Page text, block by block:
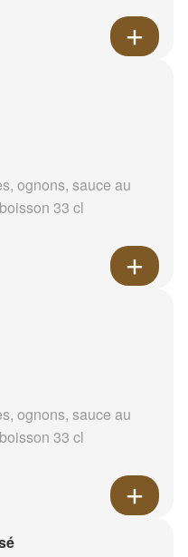
ognons, sauce au
33 cl
ognons, sauce au
33 cl